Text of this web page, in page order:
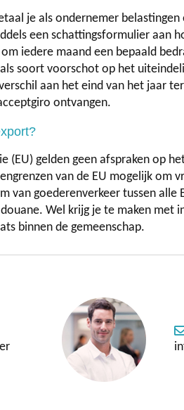
je als ondernemer
een schattingsformulier aan
iedere maand een bepaald
soort voorschot op het
aan het eind van het jaar
ontvangen.
(EU) gelden geen afspraken op
van de EU mogelijk om
van goederenverkeer tussen
Wel krijg je te maken
binnen de gemeenschap.